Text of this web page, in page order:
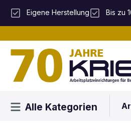
Hauptinhalt springen
Zur Suche springen
Zur Hauptnavigation springen
Eigene Herstellung Bis zu
Alle Kategorien